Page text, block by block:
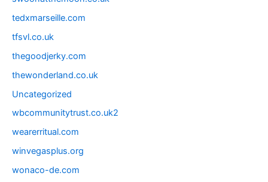
tedxmarseille.com
tfsvl.co.uk
thegoodjerky.com
thewonderland.co.uk
Uncategorized
wbcommunitytrust.co.uk2
wearerritual.com
winvegasplus.org
wonaco-de.com